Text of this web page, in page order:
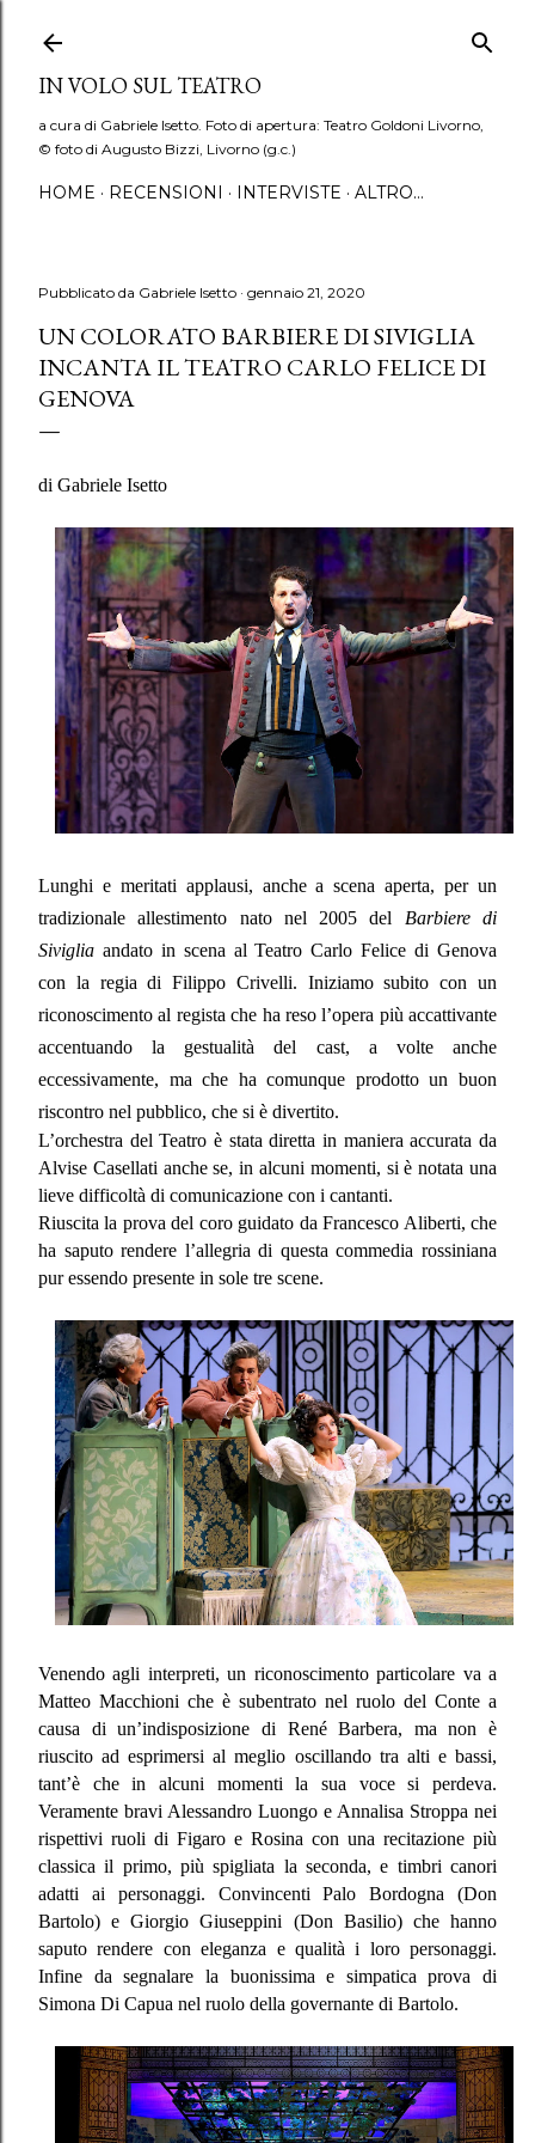
IN VOLO SUL TEATRO
a cura di Gabriele Isetto. Foto di apertura: Teatro Goldoni Livorno,
© foto di Augusto Bizzi, Livorno (g.c.)
HOME RECENSIONI INTERVISTE ALTRO…
Pubblicato da Gabriele Isetto gennaio 21, 2020
UN COLORATO BARBIERE DI SIVIGLIA
INCANTA IL TEATRO CARLO FELICE DI
GENOVA
di Gabriele Isetto
Lunghi e meritati applausi, anche a scena aperta, per un
tradizionale allestimento nato nel 2005 del Barbiere di
Siviglia andato in scena al Teatro Carlo Felice di Genova
con la regia di Filippo Crivelli. Iniziamo subito con un
riconoscimento al regista che ha reso l’opera più accattivante
accentuando la gestualità del cast, a volte anche
eccessivamente, ma che ha comunque prodotto un buon
riscontro nel pubblico, che si è divertito.
L’orchestra del Teatro è stata diretta in maniera accurata da
Alvise Casellati anche se, in alcuni momenti, si è notata una
lieve difficoltà di comunicazione con i cantanti.
Riuscita la prova del coro guidato da Francesco Aliberti, che
ha saputo rendere l’allegria di questa commedia rossiniana
pur essendo presente in sole tre scene.
Venendo agli interpreti, un riconoscimento particolare va a
Matteo Macchioni che è subentrato nel ruolo del Conte a
causa di un’indisposizione di René Barbera, ma non è
riuscito ad esprimersi al meglio oscillando tra alti e bassi,
tant’è che in alcuni momenti la sua voce si perdeva.
Veramente bravi Alessandro Luongo e Annalisa Stroppa nei
rispettivi ruoli di Figaro e Rosina con una recitazione più
classica il primo, più spigliata la seconda, e timbri canori
adatti ai personaggi. Convincenti Palo Bordogna (Don
Bartolo) e Giorgio Giuseppini (Don Basilio) che hanno
saputo rendere con eleganza e qualità i loro personaggi.
Infine da segnalare la buonissima e simpatica prova di
Simona Di Capua nel ruolo della governante di Bartolo.